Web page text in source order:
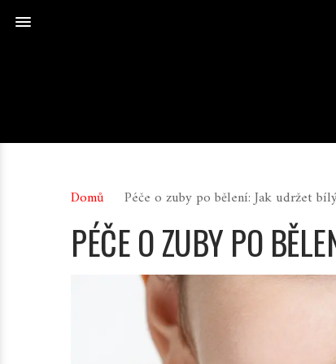
Domů Péče o zuby po bělení: Jak udržet
PÉČE O ZUBY PO